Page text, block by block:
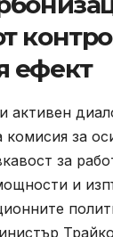
ефект
активен
комисия за
за
и